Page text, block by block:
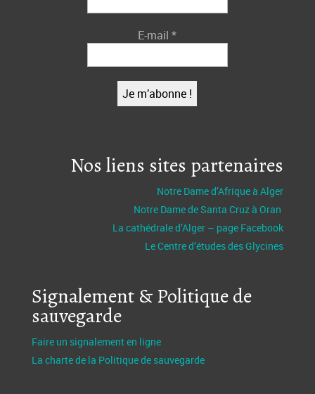
E-mail*
Nos liens sites partenaires
Notre Dame d’Afrique à Alger
Notre Dame de Santa Cruz à Oran
La cathédrale d’Alger – page Facebook
Le Centre d’études des Glycines
Signalement & Politique de
sauvegarde
Faire un signalement en ligne
La charte de la Politique de sauvegarde